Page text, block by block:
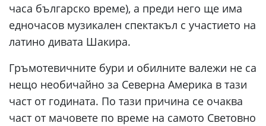
часа българско време), а преди него ще има
едночасов музикален спектакъл с участието на
латино дивата Шакира.
Гръмотевичните бури и обилните валежи не са
нещо необичайно за Северна Америка в тази
част от годината. По тази причина се очаква
част от мачовете по време на самото Световно